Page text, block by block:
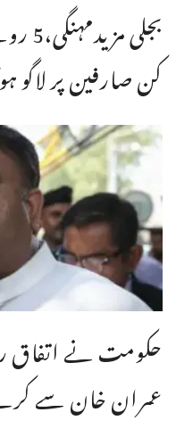
کن صارفین پر لاگو
حکومت نے اتفاق
عمران خان سے